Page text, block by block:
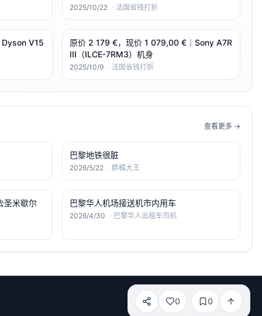
分享 0 0
套装（可拆卸后环绕｜Dolby Atmos｜
780W）
2025/10/22 · 法国省钱打折
V15
原价 2 179 €，现价 1 079,00 €｜Sony A7R
III（ILCE-7RM3）机身
2025/10/9 · 法国省钱打折
查看更多 →
巴黎地铁很脏
2026/5/22 · 胖橘大王
圣米歇尔 巴黎华人机场接送机市内用车
2026/4/30 · 巴黎华人出租车司机